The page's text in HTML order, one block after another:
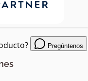
Pregúntenos